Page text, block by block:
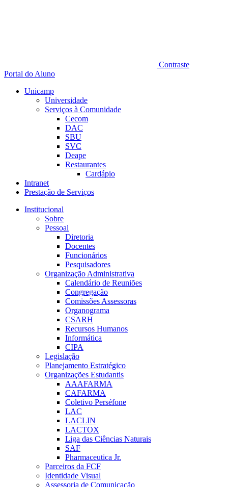
Contraste
Portal do Aluno
Unicamp
Universidade
Serviços à Comunidade
Cecom
DAC
SBU
SVC
Deape
Restaurantes
Cardápio
Intranet
Prestação de Serviços
Institucional
Sobre
Pessoal
Diretoria
Docentes
Funcionários
Pesquisadores
Organização Administrativa
Calendário de Reuniões
Congregação
Comissões Assessoras
Organograma
CSARH
Recursos Humanos
Informática
CIPA
Legislação
Planejamento Estratégico
Organizações Estudantis
AAAFARMA
CAFARMA
Coletivo Perséfone
LAC
LACLIN
LACTOX
Liga das Ciências Naturais
SAF
Pharmaceutica Jr.
Parceiros da FCF
Identidade Visual
Assessoria de Comunicação